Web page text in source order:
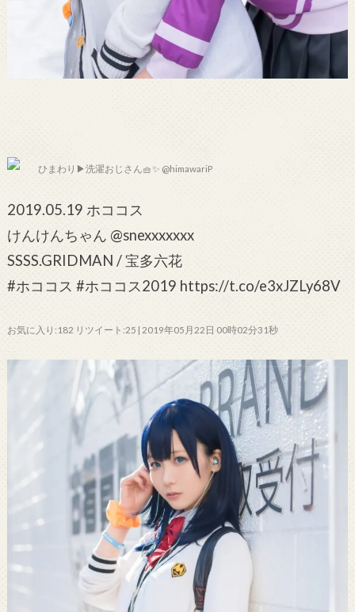
ひまわり▶︎洗濯おじさん🧺✨ @himawariP
2019.05.19 ホココス
けんけんちゃん @snexxxxxxx
SSSS.GRIDMAN / 宝多六花
#ホココス #ホココス2019 https://t.co/e3xJZLy68V
お気に入り:182 リツイート:25 | 2019年05月22日 00時02分31秒